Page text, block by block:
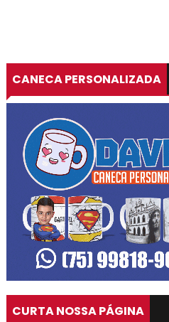
CANECA PERSONALIZADA
CURTA NOSSA PÁGINA